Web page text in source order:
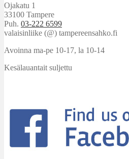
Ojakatu 1
33100 Tampere
Puh. 03-222 6599
valaisinliike (@) tampereensahko.fi
Avoinna ma-pe 10-17, la 10-14
Kesälauantait suljettu